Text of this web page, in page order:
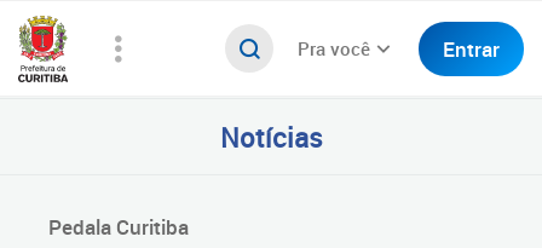
Pra você Entrar
Notícias
Pedala Curitiba